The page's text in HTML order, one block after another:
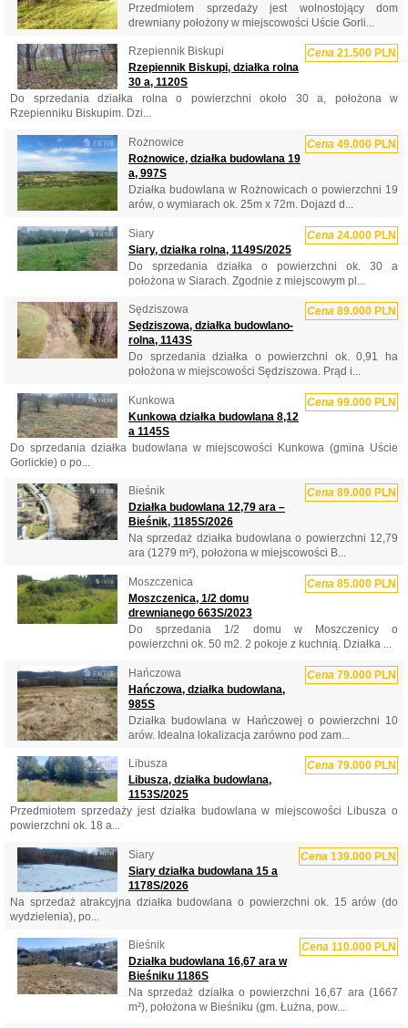
Przedmiotem sprzedaży jest wolnostojący dom
drewniany położony w miejscowości Uście Gorli...
Rzepiennik Biskupi Cena 21.500 PLN
Rzepiennik Biskupi, działka rolna
30 a, 1120S
Do sprzedania działka rolna o powierzchni około 30 a, położona w
Rzepienniku Biskupim. Dzi...
Rożnowice Cena 49.000 PLN
Rożnowice, działka budowlana 19
a, 997S
Działka budowlana w Rożnowicach o powierzchni 19
arów, o wymiarach ok. 25m x 72m. Dojazd d...
Siary Cena 24.000 PLN
Siary, działka rolna, 1149S/2025
Do sprzedania działka o powierzchni ok. 30 a
położona w Siarach. Zgodnie z miejscowym pl...
Sędziszowa Cena 89.000 PLN
Sędziszowa, działka budowlano-
rolna, 1143S
Do sprzedania działka o powierzchni ok. 0,91 ha
położona w miejscowości Sędziszowa. Prąd i...
Kunkowa Cena 99.000 PLN
Kunkowa działka budowlana 8,12
a 1145S
Do sprzedania działka budowlana w miejscowości Kunkowa (gmina Uście
Gorlickie) o po...
Bieśnik Cena 89.000 PLN
Działka budowlana 12,79 ara –
Bieśnik, 1185S/2026
Na sprzedaż działka budowlana o powierzchni 12,79
ara (1279 m²), położona w miejscowości B...
Moszczenica Cena 85.000 PLN
Moszczenica, 1/2 domu
drewnianego 663S/2023
Do sprzedania 1/2 domu w Moszczenicy o
powierzchni ok. 50 m2. 2 pokoje z kuchnią. Działka ...
Hańczowa Cena 79.000 PLN
Hańczowa, działka budowlana,
985S
Działka budowlana w Hańczowej o powierzchni 10
arów. Idealna lokalizacja zarówno pod zam...
Libusza Cena 79.000 PLN
Libusza, działka budowlana,
1153S/2025
Przedmiotem sprzedaży jest działka budowlana w miejscowości Libusza o
powierzchni ok. 18 a...
Siary Cena 139.000 PLN
Siary działka budowlana 15 a
1178S/2026
Na sprzedaż atrakcyjna działka budowlana o powierzchni ok. 15 arów (do
wydzielenia), po...
Bieśnik Cena 110.000 PLN
Działka budowlana 16,67 ara w
Bieśniku 1186S
Na sprzedaż działka o powierzchni 16,67 ara (1667
m²), położona w Bieśniku (gm. Łużna, pow...